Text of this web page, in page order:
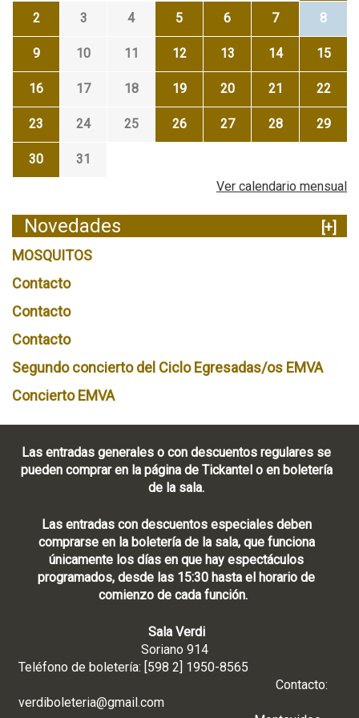
2 3 4 5 6 7 8
9 10 11 12 13 14 15
16 17 18 19 20 21 22
23 24 25 26 27 28 29
30
31
Ver calendario mensual
Novedades
[+]
MOSQUITOS
Contacto
Contacto
Contacto
Segundo concierto del Ciclo Egresadas/os EMVA
Concierto EMVA
Las entradas generales o con descuentos regulares se
pueden comprar en la página de Tickantel o en boletería
de la sala.
Las entradas con descuentos especiales deben
comprarse en la boletería de la sala, que funciona
únicamente los días en que hay espectáculos
programados, desde las 15:30 hasta el horario de
comienzo de cada función.
Sala Verdi
Soriano 914
Teléfono de boletería: [598 2] 1950-8565
Contacto:
verdiboleteria@gmail.com